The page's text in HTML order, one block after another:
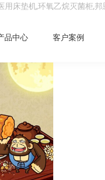
床垫机,环氧乙烷灭菌柜,邦
品中心 客户案例